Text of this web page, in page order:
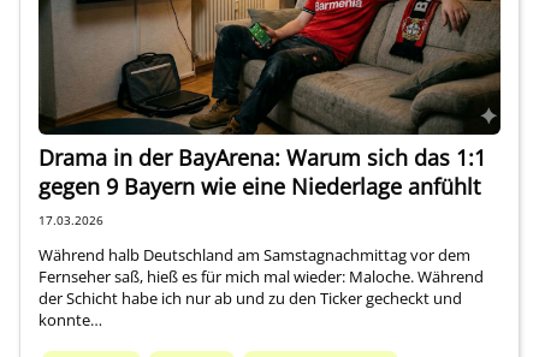
Drama in der BayArena: Warum sich das 1:1
gegen 9 Bayern wie eine Niederlage anfühlt
17.03.2026
Während halb Deutschland am Samstagnachmittag vor dem
Fernseher saß, hieß es für mich mal wieder: Maloche. Während
der Schicht habe ich nur ab und zu den Ticker gecheckt und
konnte…